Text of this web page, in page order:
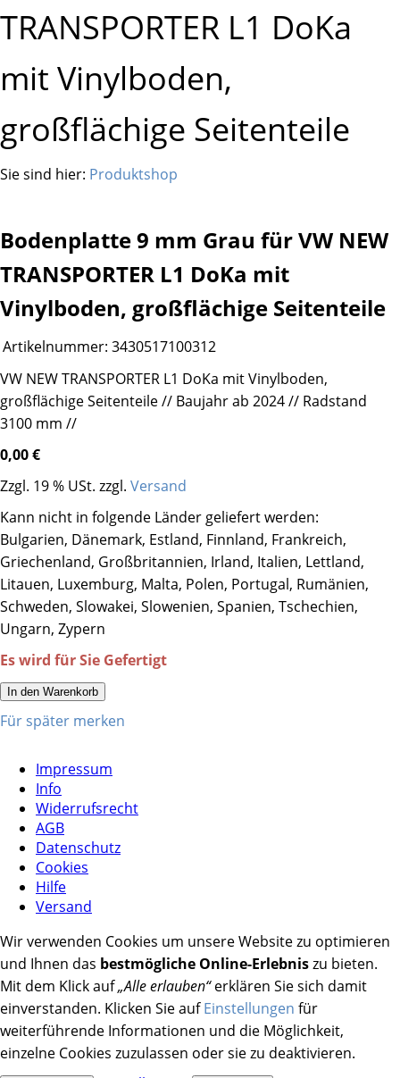
TRANSPORTER L1 DoKa
mit Vinylboden,
großflächige Seitenteile
Sie sind hier: Produktshop
Bodenplatte 9 mm Grau für VW NEW
TRANSPORTER L1 DoKa mit
Vinylboden, großflächige Seitenteile
Artikelnummer: 3430517100312
VW NEW TRANSPORTER L1 DoKa mit Vinylboden,
großflächige Seitenteile // Baujahr ab 2024 // Radstand
3100 mm //
0,00 €
Zzgl. 19 % USt. zzgl. Versand
Kann nicht in folgende Länder geliefert werden:
Bulgarien, Dänemark, Estland, Finnland, Frankreich,
Griechenland, Großbritannien, Irland, Italien, Lettland,
Litauen, Luxemburg, Malta, Polen, Portugal, Rumänien,
Schweden, Slowakei, Slowenien, Spanien, Tschechien,
Ungarn, Zypern
Es wird für Sie Gefertigt
In den Warenkorb
Für später merken
Impressum
Info
Widerrufsrecht
AGB
Datenschutz
Cookies
Hilfe
Versand
Wir verwenden Cookies um unsere Website zu optimieren
und Ihnen das bestmögliche Online-Erlebniszu bieten.
Mit dem Klick auf„Alle erlauben“erklären Sie sich damit
einverstanden. Klicken Sie aufEinstellungen für
weiterführende Informationen und die Möglichkeit,
einzelne Cookies zuzulassen oder sie zu deaktivieren.